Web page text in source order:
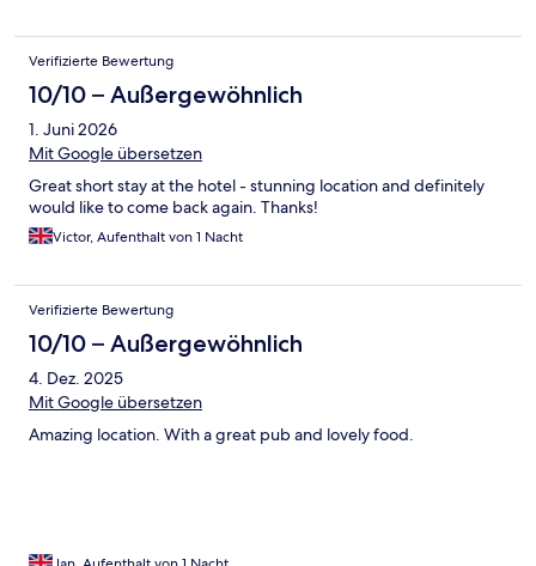
Verifizierte Bewertung
10/10 – Außergewöhnlich
1. Juni 2026
Mit Google übersetzen
Great short stay at the hotel - stunning location and definitely
would like to come back again. Thanks!
Victor, Aufenthalt von 1 Nacht
Verifizierte Bewertung
10/10 – Außergewöhnlich
4. Dez. 2025
Mit Google übersetzen
Amazing location. With a great pub and lovely food.